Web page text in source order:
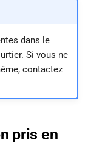
dans le
Si vous ne
contactez
pris en